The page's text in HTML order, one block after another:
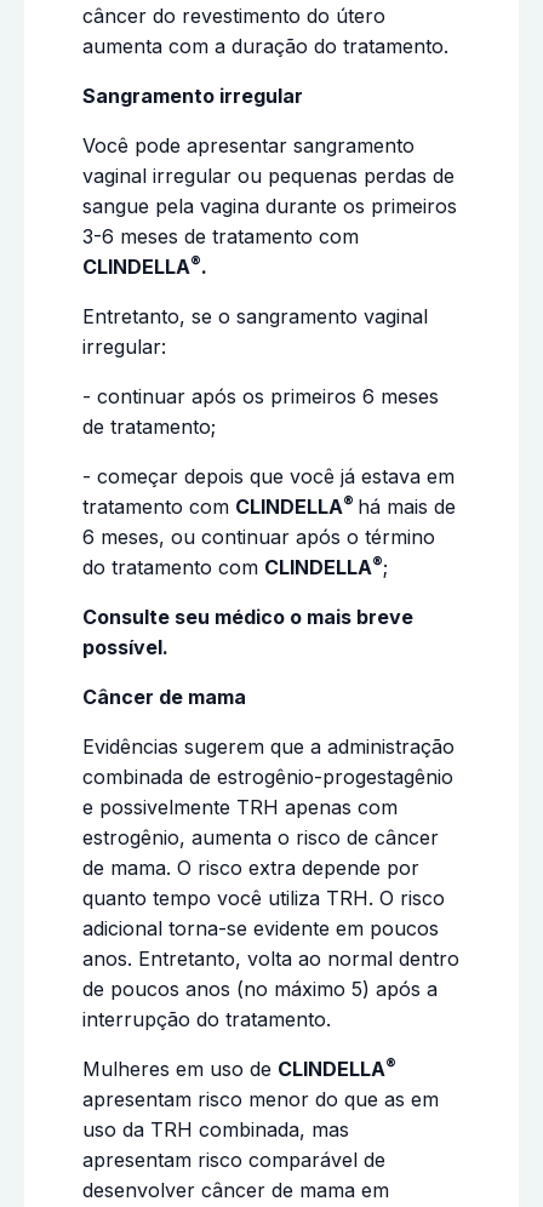
câncer do revestimento do útero
aumenta com a duração do tratamento.
Sangramento irregular
Você pode apresentar sangramento
vaginal irregular ou pequenas perdas de
sangue pela vagina durante os primeiros
3-6 meses de tratamento com
CLINDELLA®.
Entretanto, se o sangramento vaginal
irregular:
- continuar após os primeiros 6 meses
de tratamento;
- começar depois que você já estava em
tratamento com CLINDELLA® há mais de
6 meses, ou continuar após o término
do tratamento com CLINDELLA®;
Consulte seu médico o mais breve
possível.
Câncer de mama
Evidências sugerem que a administração
combinada de estrogênio-progestagênio
e possivelmente TRH apenas com
estrogênio, aumenta o risco de câncer
de mama. O risco extra depende por
quanto tempo você utiliza TRH. O risco
adicional torna-se evidente em poucos
anos. Entretanto, volta ao normal dentro
de poucos anos (no máximo 5) após a
interrupção do tratamento.
Mulheres em uso de CLINDELLA®
apresentam risco menor do que as em
uso da TRH combinada, mas
apresentam risco comparável de
desenvolver câncer de mama em